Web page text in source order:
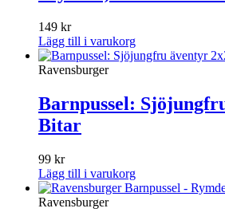
149 kr
Lägg till i varukorg
Ravensburger
Barnpussel:
Bitar
99 kr
Lägg till i varukorg
Ravensburger